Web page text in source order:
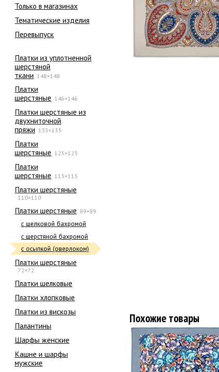
Только в магазинах
Тематические изделия
Перевыпуск
Платки из уплотненной
шерстяной
ткани 148×148
Платки
шерстяные 146×146
Платки шерстяные из
двухниточной
пряжи 135×135
Платки
шерстяные 125×125
Платки
шерстяные 115×115
Платки шерстяные
110×110
Платки шерстяные 89×89
с шелковой бахромой
с шерстяной бахромой
с осыпкой (оверлоком)
Платки шерстяные
72×72
Платки шелковые
Платки хлопковые
Платки из вискозы
Палантины
Шарфы женские
Кашне и шарфы
мужские
Похожие товары